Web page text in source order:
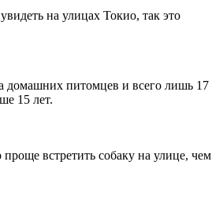
на улицах Токио, так это
питомцев и всего лишь 17
15 лет.
проще встретить собаку на улице, чем